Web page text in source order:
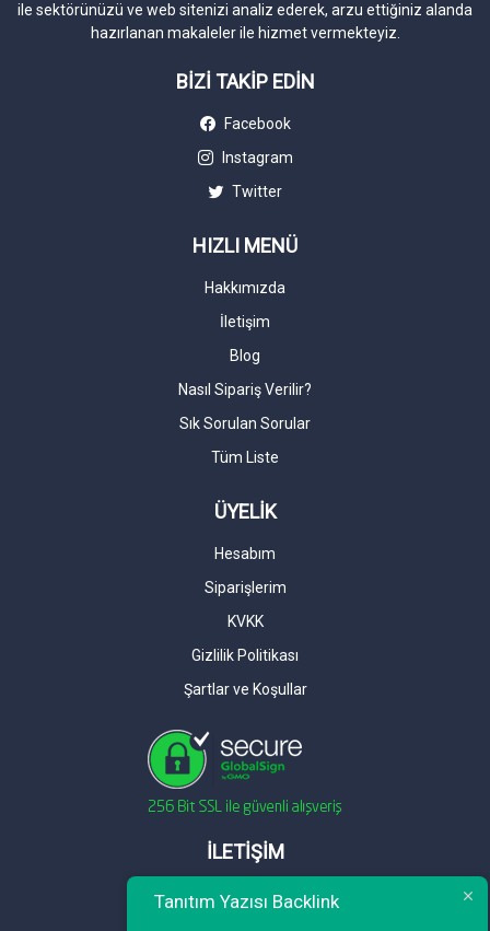
ile sektörünüzü ve web sitenizi analiz ederek, arzu ettiğiniz alanda
hazırlanan makaleler ile hizmet vermekteyiz.
BİZİ TAKİP EDİN
Facebook
Instagram
Twitter
HIZLI MENÜ
Hakkımızda
İletişim
Blog
Nasıl Sipariş Verilir?
Sık Sorulan Sorular
Tüm Liste
ÜYELİK
Hesabım
Siparişlerim
KVKK
Gizlilik Politikası
Şartlar ve Koşullar
İLETİŞİM
Telefon : 0 212 461 75 87
Tanıtım Yazısı Backlink